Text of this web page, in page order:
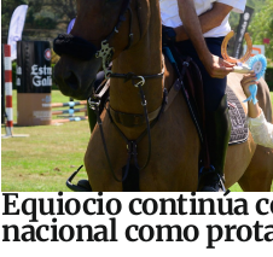
Equiocio continúa
nacional como